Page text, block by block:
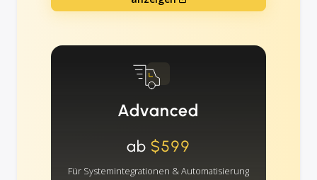
Advanced
ab$599
Für Systemintegrationen & Automatisierung